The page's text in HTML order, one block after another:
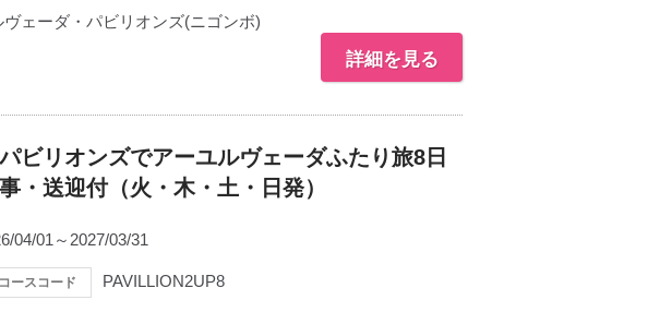
ェーダ・パビリオンズ(ニゴンボ)
詳細を見る
ビリオンズでアーユルヴェーダふたり旅8日
・送迎付（火・木・土・日発）
04/01～2027/03/31
コースコード PAVILLION2UP8